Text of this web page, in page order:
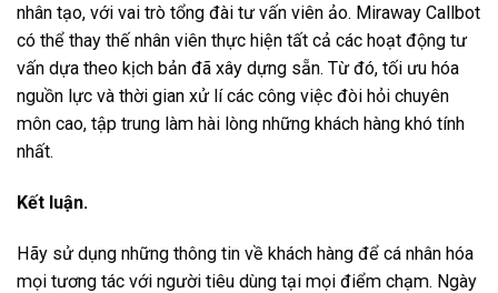
nhân tạo, với vai trò tổng đài tư vấn viên ảo. Miraway Callbot
có thể thay thế nhân viên thực hiện tất cả các hoạt động tư
vấn dựa theo kịch bản đã xây dựng sẵn. Từ đó, tối ưu hóa
nguồn lực và thời gian xử lí các công việc đòi hỏi chuyên
môn cao, tập trung làm hài lòng những khách hàng khó tính
nhất.
Kết luận.
Hãy sử dụng những thông tin về khách hàng để cá nhân hóa
mọi tương tác với người tiêu dùng tại mọi điểm chạm. Ngày